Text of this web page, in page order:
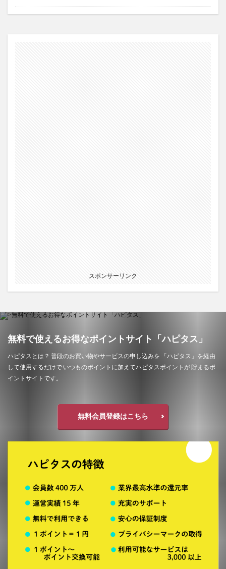
スポンサーリンク
無料で使えるお得なポイントサイト「ハピタス」
ハピタスとは？ 普段のお買い物やサービスの申し込みを 「ハピタス」を経由
して使用するだけで いつものポイントに加えてハピタスポイントが 貯まるポ
イントサイトです。
無料会員登録はこちら